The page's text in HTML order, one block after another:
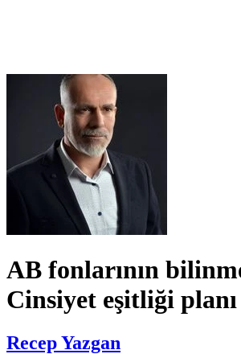
AB fonlarının
Cinsiyet eşitliği planı
Recep Yazgan